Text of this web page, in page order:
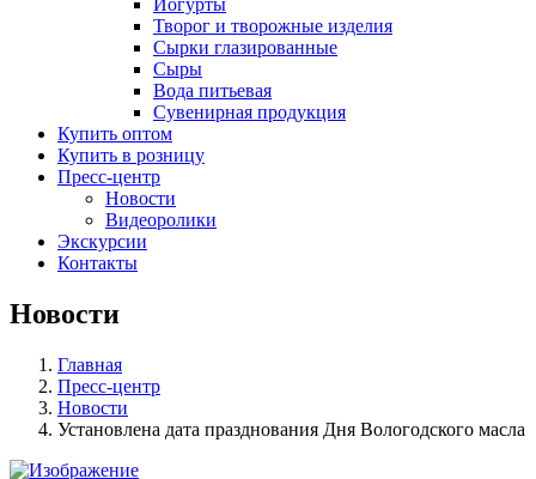
Йогурты
Творог и творожные изделия
Сырки глазированные
Сыры
Вода питьевая
Сувенирная продукция
Купить оптом
Купить в розницу
Пресс-центр
Новости
Видеоролики
Экскурсии
Контакты
Новости
Главная
Пресс-центр
Новости
Установлена дата празднования Дня Вологодского масла